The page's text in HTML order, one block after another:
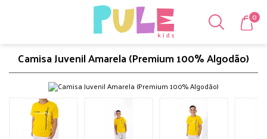
0
Camisa Juvenil Amarela (Premium 100% Algodão)